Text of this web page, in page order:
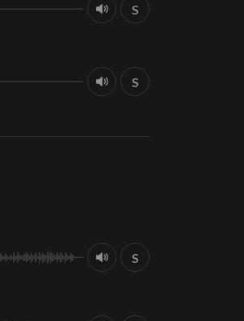
S
S
S